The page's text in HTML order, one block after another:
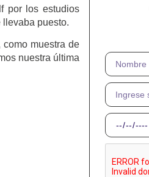
por los estudios
llevaba puesto.
muestra de
nuestra última